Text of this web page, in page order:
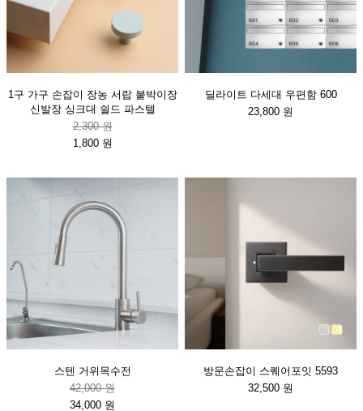
1구 가구 손잡이 장농 서랍 붙박이장
신발장 싱크대 쉴드 파스텔
2,300 원
1,800 원
딜라이트 다세대 우편함 600
23,800 원
스텐 거위목수전
42,000 원
34,000 원
방문손잡이 스퀘어포잇 5593
32,500 원